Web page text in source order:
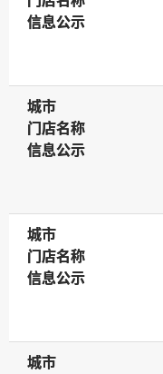
信息公示
信息公示
城市
城市
门店名称
门店名称
信息公示
信息公示
城市
城市
门店名称
门店名称
信息公示
信息公示
城市
城市